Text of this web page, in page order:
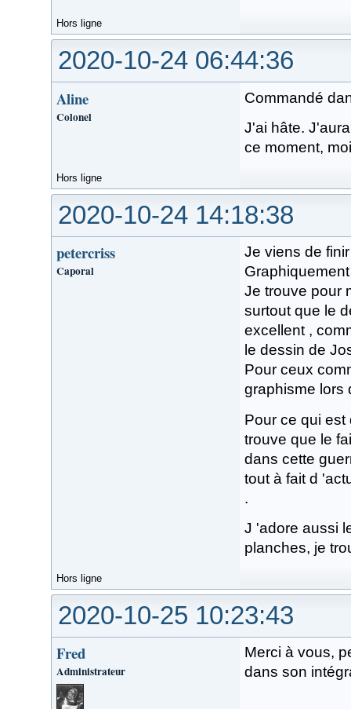
Hors ligne
2020-10-24 06:44:36
Aline
Colonel
Commandé
J'ai hâte.
ce moment,
Hors ligne
2020-10-24 14:18:38
petercriss
Caporal
Je viens de
Je trouve pour
surtout que le
excellent ,
le dessin de
Pour ceux
graphisme lors
Pour ce qui est
trouve que le
dans cette
tout à fait d
.
J 'adore aussi
planches, je
Hors ligne
2020-10-25 10:23:43
Fred
Administrateur
Merci à vous,
dans son